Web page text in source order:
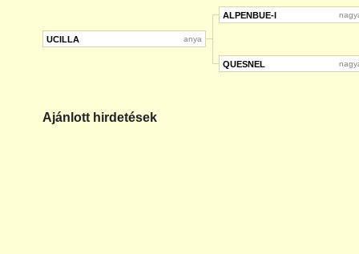
UCILLA anya
ALPENBUE-I
QUESNEL
Ajánlott hirdetések